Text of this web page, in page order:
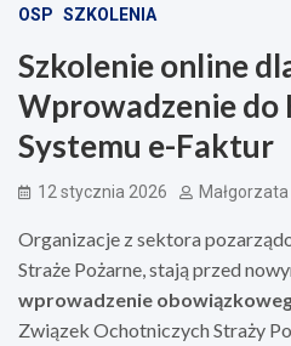
OSP SZKOLENIA
Szkolenie online
Wprowadzenie do
Systemu e-Faktur
12 stycznia 2026
Organizacje z sektora
Straże Pożarne, stają przed
wprowadzenie
Związek Ochotniczych Straży